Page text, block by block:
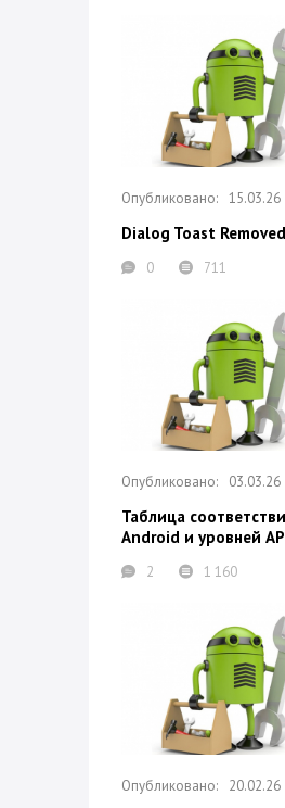
15.03.26
Dialog Toast Removed
0 711
03.03.26
Таблица
Android и уровней
2 1 160
20.02.26